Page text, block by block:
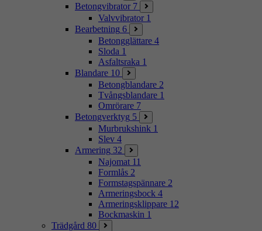
Betongvibrator 7
Valvvibrator 1
Bearbetning 6
Betongglättare 4
Sloda 1
Asfaltsraka 1
Blandare 10
Betongblandare 2
Tvångsblandare 1
Omrörare 7
Betongverktyg 5
Murbrukshink 1
Slev 4
Armering 32
Najomat 11
Formlås 2
Formstagspännare 2
Armeringsbock 4
Armeringsklippare 12
Bockmaskin 1
Trädgård 80